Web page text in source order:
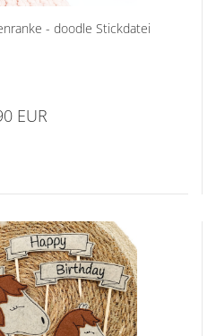
- doodle Stickdatei
EUR